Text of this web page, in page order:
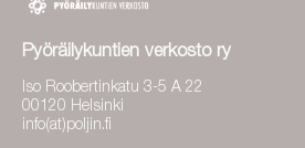
Pyöräilykuntien verkosto ry
Iso Roobertinkatu 3-5 A 22
00120 Helsinki
info(at)poljin.fi